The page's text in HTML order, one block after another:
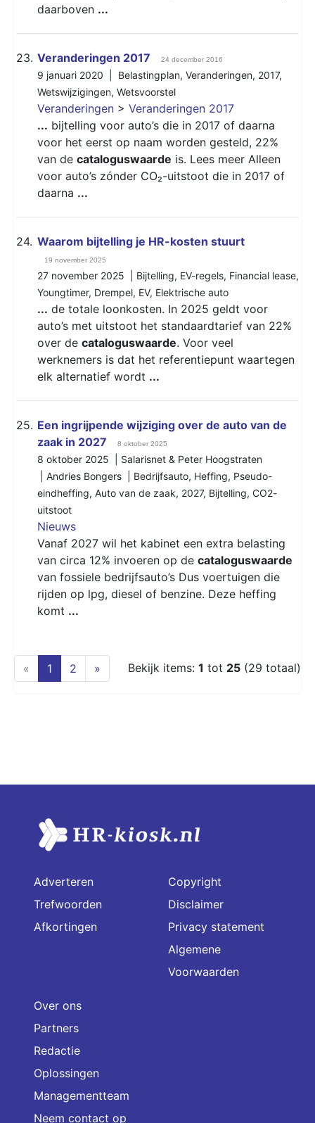
daarboven ...
23. Veranderingen 2017 24 december 2016
9 januari 2020 | Belastingplan, Veranderingen, 2017,
Wetswijzigingen, Wetsvoorstel
Veranderingen > Veranderingen 2017
... bijtelling voor auto’s die in 2017 of daarna
voor het eerst op naam worden gesteld, 22%
van de cataloguswaarde is. Lees meer Alleen
voor auto’s zónder CO₂-uitstoot die in 2017 of
daarna ...
24. ​​​​​​​Waarom bijtelling je HR-kosten stuurt
19 november 2025
27 november 2025 | Bijtelling, EV-regels, Financial lease,
Youngtimer, Drempel, EV, Elektrische auto
... de totale loonkosten. In 2025 geldt voor
auto’s met uitstoot het standaardtarief van 22%
over de cataloguswaarde. Voor veel
werknemers is dat het referentiepunt waartegen
elk alternatief wordt ...
25. Een ingrijpende wijziging over de auto van de
zaak in 2027
8 oktober 2025
8 oktober 2025 | Salarisnet & Peter Hoogstraten
| Andries Bongers | Bedrijfsauto, Heffing, Pseudo-
eindheffing, Auto van de zaak, 2027, Bijtelling, CO2-
uitstoot
Nieuws
Vanaf 2027 wil het kabinet een extra belasting
van circa 12% invoeren op de cataloguswaarde
van fossiele bedrijfsauto’s Dus voertuigen die
rijden op lpg, diesel of benzine. Deze heffing
komt ...
« 1 (current)
2 » Bekijk items: 1 tot 25 (29 totaal)
Adverteren
Trefwoorden
Afkortingen
Copyright
Disclaimer
Privacy statement
Algemene
Voorwaarden
Over ons
Partners
Redactie
Oplossingen
Managementteam
Neem contact op